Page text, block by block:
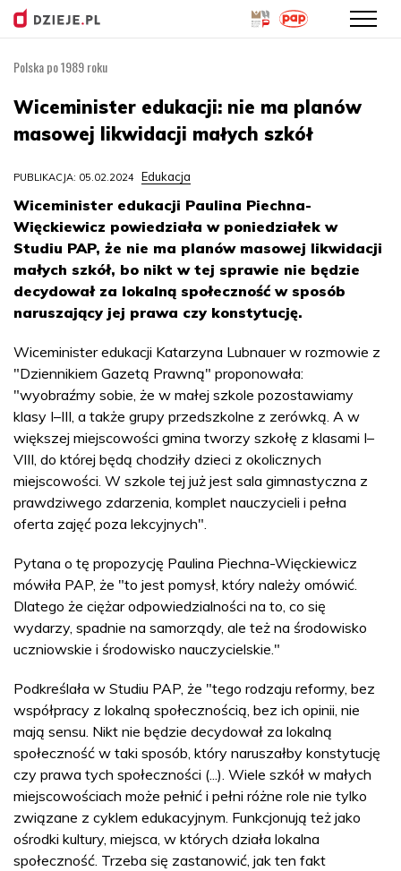
treści
Polska po 1989 roku
Wiceminister edukacji: nie ma planów
masowej likwidacji małych szkół
PUBLIKACJA: 05.02.2024 Edukacja
Wiceminister edukacji Paulina Piechna-
Więckiewicz powiedziała w poniedziałek w
Studiu PAP, że nie ma planów masowej likwidacji
małych szkół, bo nikt w tej sprawie nie będzie
decydował za lokalną społeczność w sposób
naruszający jej prawa czy konstytucję.
Wiceminister edukacji Katarzyna Lubnauer w rozmowie z
"Dziennikiem Gazetą Prawną" proponowała:
"wyobraźmy sobie, że w małej szkole pozostawiamy
klasy I–III, a także grupy przedszkolne z zerówką. A w
większej miejscowości gmina tworzy szkołę z klasami I–
VIII, do której będą chodziły dzieci z okolicznych
miejscowości. W szkole tej już jest sala gimnastyczna z
prawdziwego zdarzenia, komplet nauczycieli i pełna
oferta zajęć poza lekcyjnych".
Pytana o tę propozycję Paulina Piechna-Więckiewicz
mówiła PAP, że "to jest pomysł, który należy omówić.
Dlatego że ciężar odpowiedzialności na to, co się
wydarzy, spadnie na samorządy, ale też na środowisko
uczniowskie i środowisko nauczycielskie."
Podkreślała w Studiu PAP, że "tego rodzaju reformy, bez
współpracy z lokalną społecznością, bez ich opinii, nie
mają sensu. Nikt nie będzie decydował za lokalną
społeczność w taki sposób, który naruszałby konstytucję
czy prawa tych społeczności (...). Wiele szkół w małych
miejscowościach może pełnić i pełni różne role nie tylko
związane z cyklem edukacyjnym. Funkcjonują też jako
ośrodki kultury, miejsca, w których działa lokalna
społeczność. Trzeba się zastanowić, jak ten fakt